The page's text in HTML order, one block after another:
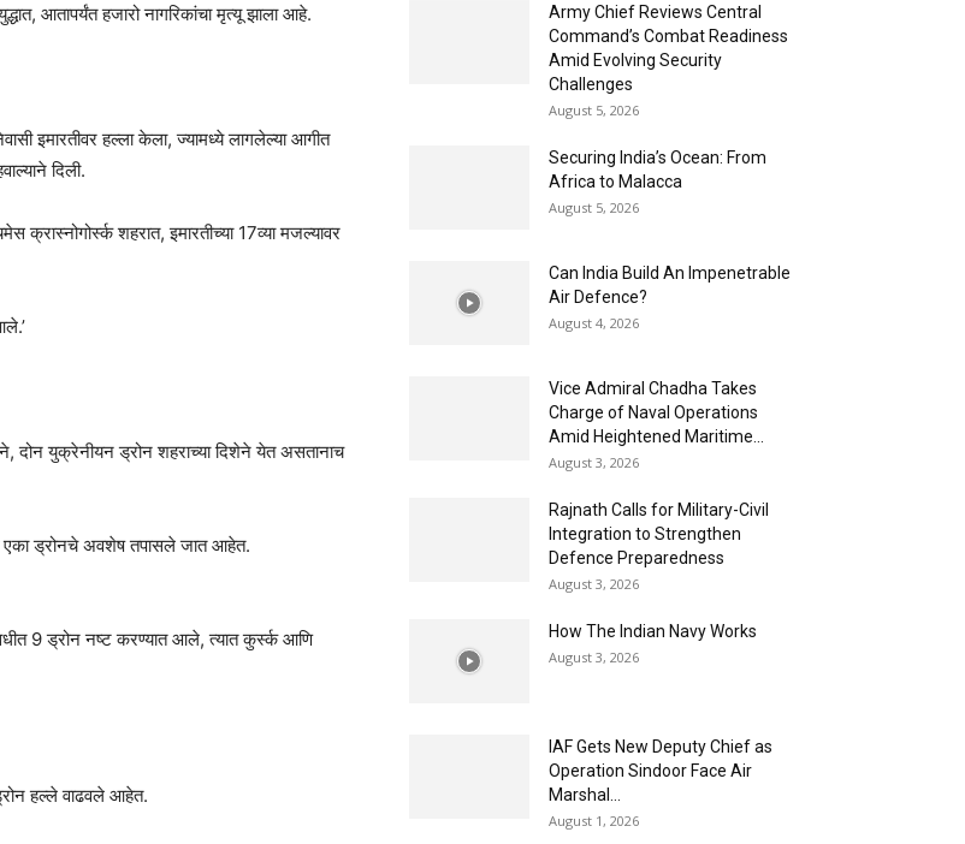
आतापर्यंत हजारो नागरिकांचा मृत्यू झाला आहे.
इमारतीवर हल्ला केला, ज्यामध्ये लागलेल्या आगीत
दिली.
क्रास्नोगोर्स्क शहरात, इमारतीच्या 17व्या मजल्यावर
दोन युक्रेनीयन ड्रोन शहराच्या दिशेने येत असतानाच
एका ड्रोनचे अवशेष तपासले जात आहेत.
9 ड्रोन नष्ट करण्यात आले, त्यात कुर्स्क आणि
हल्ले वाढवले आहेत.
Army Chief Reviews Central
Command’s Combat Readiness
Amid Evolving Security
Challenges
August 5, 2026
Securing India’s Ocean: From
Africa to Malacca
August 5, 2026
Can India Build An Impenetrable
Air Defence?
August 4, 2026
Vice Admiral Chadha Takes
Charge of Naval Operations
Amid Heightened Maritime...
August 3, 2026
Rajnath Calls for Military-Civil
Integration to Strengthen
Defence Preparedness
August 3, 2026
How The Indian Navy Works
August 3, 2026
IAF Gets New Deputy Chief as
Operation Sindoor Face Air
Marshal...
August 1, 2026